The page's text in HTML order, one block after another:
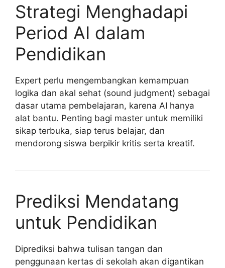
Strategi Menghadapi
Period AI dalam
Pendidikan
Expert perlu mengembangkan kemampuan
logika dan akal sehat (sound judgment) sebagai
dasar utama pembelajaran, karena AI hanya
alat bantu. Penting bagi master untuk memiliki
sikap terbuka, siap terus belajar, dan
mendorong siswa berpikir kritis serta kreatif.
Prediksi Mendatang
untuk Pendidikan
Diprediksi bahwa tulisan tangan dan
penggunaan kertas di sekolah akan digantikan